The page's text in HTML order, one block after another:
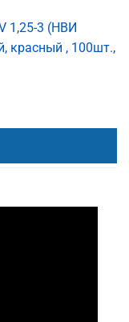
1,25-3 (НВИ
красный , 100шт.,